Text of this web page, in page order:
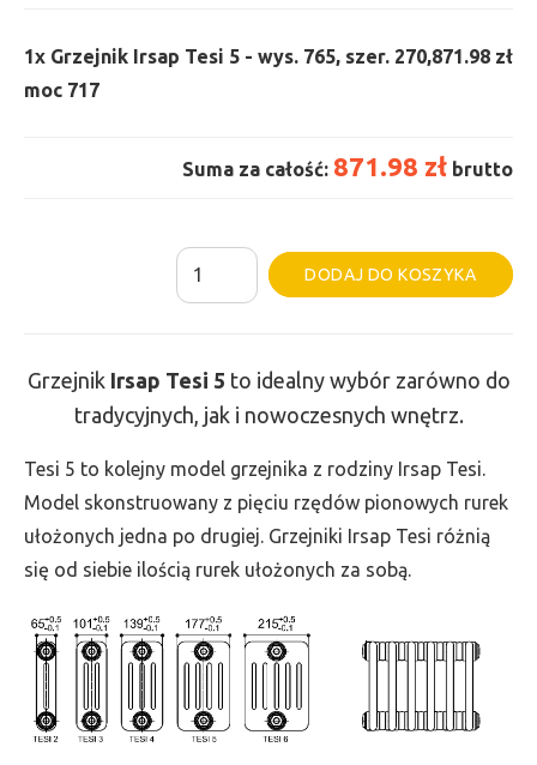
1x Grzejnik Irsap Tesi 5 - wys. 765, szer. 270,
moc 717
871.98 zł
Suma za całość: 871.98 zł brutto
ilość
Grzejnik
-
wys.
765,
szer.
270,
717
DODAJ DO KOSZYKA
Grzejnik Irsap Tesi 5 to idealny wybór zarówno do
tradycyjnych, jak i nowoczesnych wnętrz.
Tesi 5 to kolejny model grzejnika z rodziny Irsap Tesi.
Model skonstruowany z pięciu rzędów pionowych rurek
ułożonych jedna po drugiej. Grzejniki Irsap Tesi różnią
się od siebie ilością rurek ułożonych za sobą.